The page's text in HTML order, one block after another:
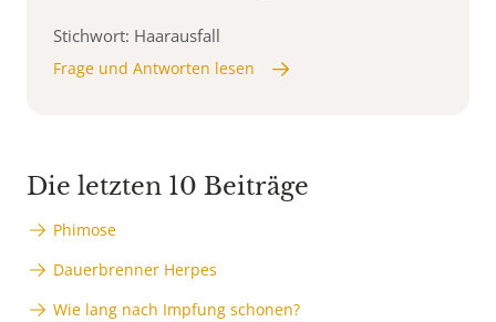
Stichwort: Haarausfall
Frage und Antworten lesen
Die letzten 10 Beiträge
Phimose
Dauerbrenner Herpes
Wie lang nach Impfung schonen?